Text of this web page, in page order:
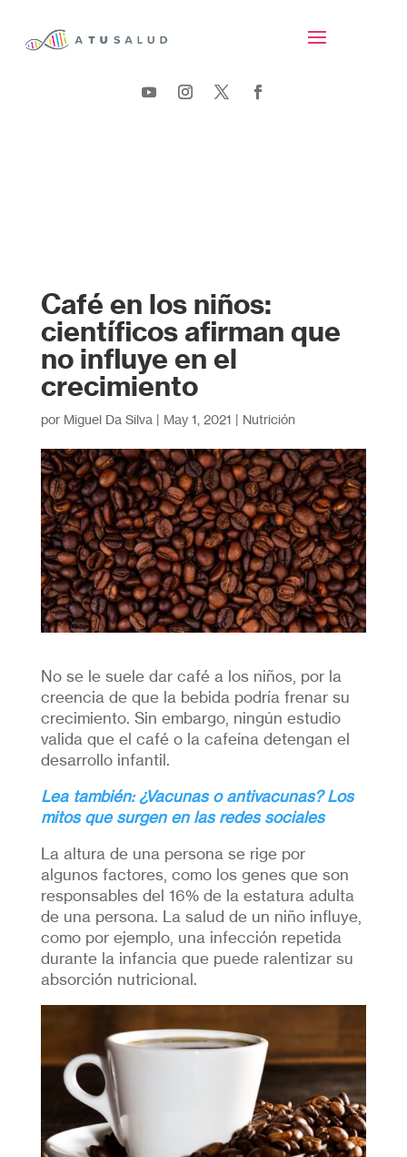
Café en los niños:
científicos afirman que
no influye en el
crecimiento
por Miguel Da Silva | May 1, 2021 | Nutrición
No se le suele dar café a los niños, por la
creencia de que la bebida podría frenar su
crecimiento. Sin embargo, ningún estudio
valida que el café o la cafeína detengan el
desarrollo infantil.
Lea también: ¿Vacunas o antivacunas? Los
mitos que surgen en las redes sociales
La altura de una persona se rige por
algunos factores, como los genes que son
responsables del 16% de la estatura adulta
de una persona. La salud de un niño influye,
como por ejemplo, una infección repetida
durante la infancia que puede ralentizar su
absorción nutricional.